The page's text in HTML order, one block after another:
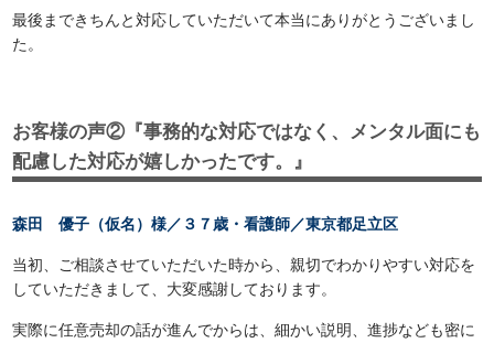
最後まできちんと対応していただいて本当にありがとうございまし
た。
お客様の声②『事務的な対応ではなく、メンタル面にも
配慮した対応が嬉しかったです。』
森田 優子（仮名）様／３７歳・看護師／東京都足立区
当初、ご相談させていただいた時から、親切でわかりやすい対応を
していただきまして、大変感謝しております。
実際に任意売却の話が進んでからは、細かい説明、進捗なども密に